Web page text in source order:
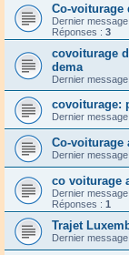
Co-voiturage
Dernier
Réponses : 3
covoiturage
dema
Dernier
covoiturage:
Dernier
Co-voiturage
Dernier
co voiturage
Dernier
Réponses : 1
Trajet
Dernier